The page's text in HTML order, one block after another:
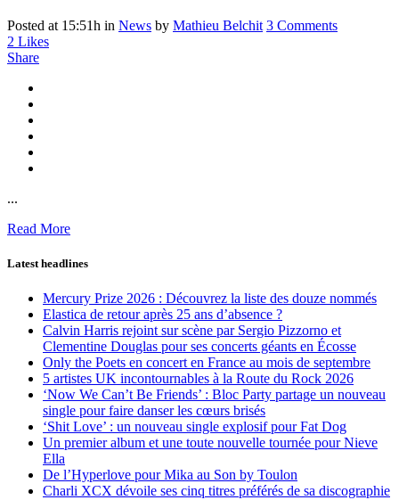
Posted at 15:51h in News by Mathieu Belchit 3 Comments
2 Likes
Share
...
Read More
Latest headlines
Mercury Prize 2026 : Découvrez la liste des douze nommés
Elastica de retour après 25 ans d’absence ?
Calvin Harris rejoint sur scène par Sergio Pizzorno et
Clementine Douglas pour ses concerts géants en Écosse
Only the Poets en concert en France au mois de septembre
5 artistes UK incontournables à la Route du Rock 2026
‘Now We Can’t Be Friends’ : Bloc Party partage un nouveau
single pour faire danser les cœurs brisés
‘Shit Love’ : un nouveau single explosif pour Fat Dog
Un premier album et une toute nouvelle tournée pour Nieve
Ella
De l’Hyperlove pour Mika au Son by Toulon
Charli XCX dévoile ses cinq titres préférés de sa discographie